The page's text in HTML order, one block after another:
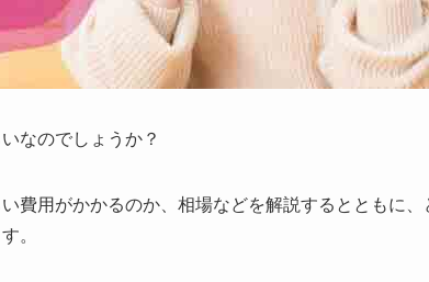
なのでしょうか？
費用がかかるのか、相場などを解説するとともに
。